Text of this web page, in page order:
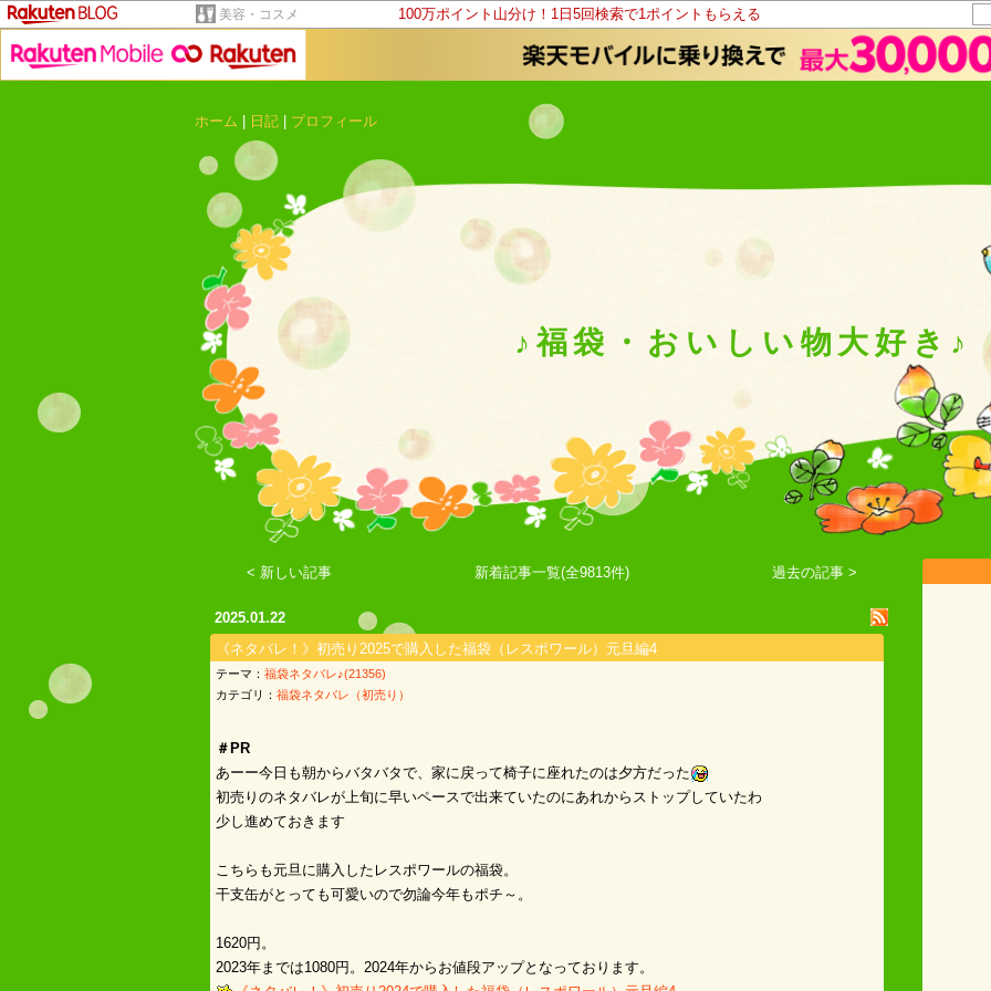
美容・コスメ 100万ポイント山分け！1日5回検索で1ポイントもらえる
ホーム 日記 プロフィール
♪福袋・おいしい物大好き♪
< 新しい記事 新着記事一覧(全9813件) 過去の記事 >
2025.01.22
《ネタバレ！》初売り2025で購入した福袋（レスポワール）元旦編4
テーマ：福袋ネタバレ♪(21356)
カテゴリ：福袋ネタバレ（初売り）
＃PR
あーー今日も朝からバタバタで、家に戻って椅子に座れたのは夕方だった
初売りのネタバレが上旬に早いペースで出来ていたのにあれからストップしていたわ
少し進めておきます
こちらも元旦に購入したレスポワールの福袋。
干支缶がとっても可愛いので勿論今年もポチ～。
1620円。
2023年までは1080円。2024年からお値段アップとなっております。